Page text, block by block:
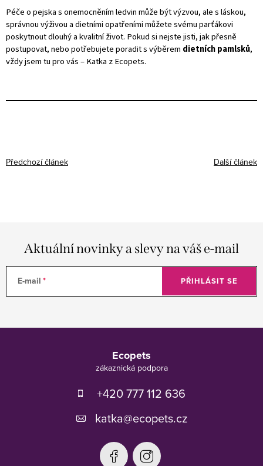
Péče o pejska s onemocněním ledvin může být výzvou, ale s láskou,
správnou výživou a dietními opatřeními můžete svému parťákovi
poskytnout dlouhý a kvalitní život. Pokud si nejste jisti, jak přesně
postupovat, nebo potřebujete poradit s výběrem dietních pamlsků,
vždy jsem tu pro vás – Katka z Ecopets.
Předchozí článek Další článek
Aktuální novinky a slevy na váš e-mail
E-mail PŘIHLÁSIT SE
Ecopets
+420 777 112 636
katka@ecopets.cz